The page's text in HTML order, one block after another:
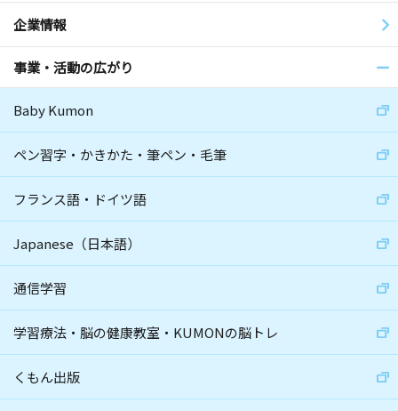
企業情報
事業・活動の広がり
Baby Kumon
ペン習字・かきかた・筆ペン・毛筆
フランス語・ドイツ語
Japanese（日本語）
通信学習
学習療法・脳の健康教室・KUMONの脳トレ
くもん出版